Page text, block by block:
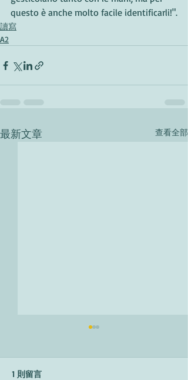
questo è anche molto facile identificarli!".
讀寫
A2
最新文章 查看全部
1 則留言